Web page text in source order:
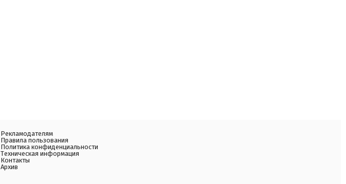
Рекламодателям
Правила пользования
Политика конфиденциальности
Техническая информация
Контакты
Архив